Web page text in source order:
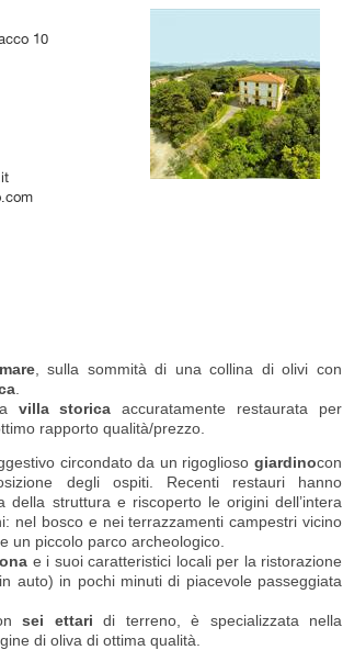
10
, sulla sommità di una collina di olivi con
villa storica accuratamente restaurata per
rapporto qualità/prezzo.
circondato da un rigoglioso giardinocon
degli ospiti. Recenti restauri hanno
della struttura e riscoperto le origini dell’intera
nel bosco e nei terrazzamenti campestri vicino
un piccolo parco archeologico.
e i suoi caratteristici locali per la ristorazione
auto) in pochi minuti di piacevole passeggiata
sei ettari di terreno, è specializzata nella
di oliva di ottima qualità.